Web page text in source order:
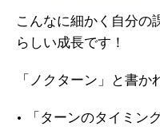
こんなに細かく自分の
らしい成長です！
「ノクターン」と書か
• 「ターンのタイミング